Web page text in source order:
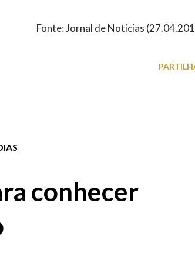
Fonte: Jornal de Notícias
conhecer